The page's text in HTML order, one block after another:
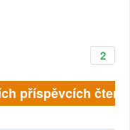
2
příspěvcích